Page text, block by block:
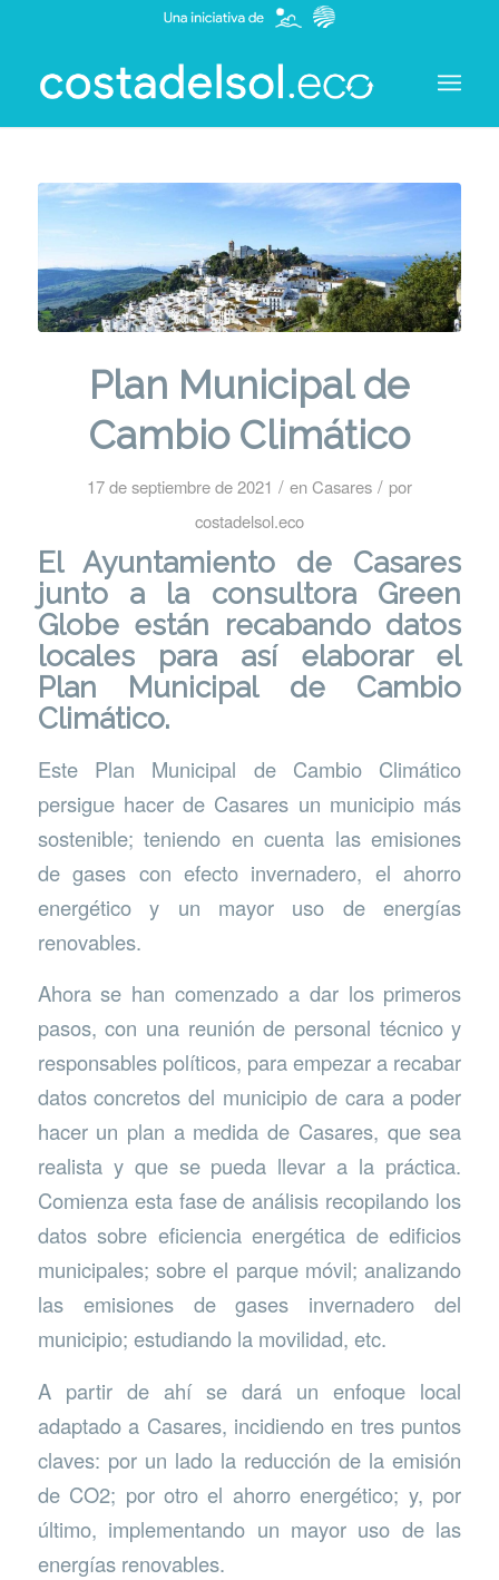
Plan Municipal de
Cambio Climático
17 de septiembre de 2021 / enCasares / por
costadelsol.eco
El Ayuntamiento de Casares
junto a la consultora Green
Globe están recabando datos
locales para así elaborar el
Plan Municipal de Cambio
Climático.
Este Plan Municipal de Cambio Climático
persigue hacer de Casares un municipio más
sostenible; teniendo en cuenta las emisiones
de gases con efecto invernadero, el ahorro
energético y un mayor uso de energías
renovables.
Ahora se han comenzado a dar los primeros
pasos, con una reunión de personal técnico y
responsables políticos, para empezar a recabar
datos concretos del municipio de cara a poder
hacer un plan a medida de Casares, que sea
realista y que se pueda llevar a la práctica.
Comienza esta fase de análisis recopilando los
datos sobre eficiencia energética de edificios
municipales; sobre el parque móvil; analizando
las emisiones de gases invernadero del
municipio; estudiando la movilidad, etc.
A partir de ahí se dará un enfoque local
adaptado a Casares, incidiendo en tres puntos
claves: por un lado la reducción de la emisión
de CO2; por otro el ahorro energético; y, por
último, implementando un mayor uso de las
energías renovables.